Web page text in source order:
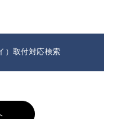
）取付対応検索